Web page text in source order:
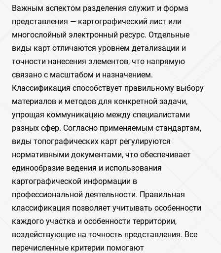
Важным аспектом разделения служит и форма
представления — картографический лист или
многослойный электронный ресурс. Отдельные
виды карт отличаются уровнем детализации и
точности нанесения элементов, что напрямую
связано с масштабом и назначением.
Классификация способствует правильному выбору
материалов и методов для конкретной задачи,
упрощая коммуникацию между специалистами
разных сфер. Согласно применяемым стандартам,
виды топографических карт регулируются
нормативными документами, что обеспечивает
единообразие ведения и использования
картографической информации в
профессиональной деятельности. Правильная
классификация позволяет учитывать особенности
каждого участка и особенности территории,
воздействующие на точность представления. Все
перечисленные критерии помогают